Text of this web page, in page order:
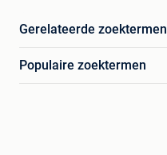
Gerelateerde zoektermen
Populaire zoektermen